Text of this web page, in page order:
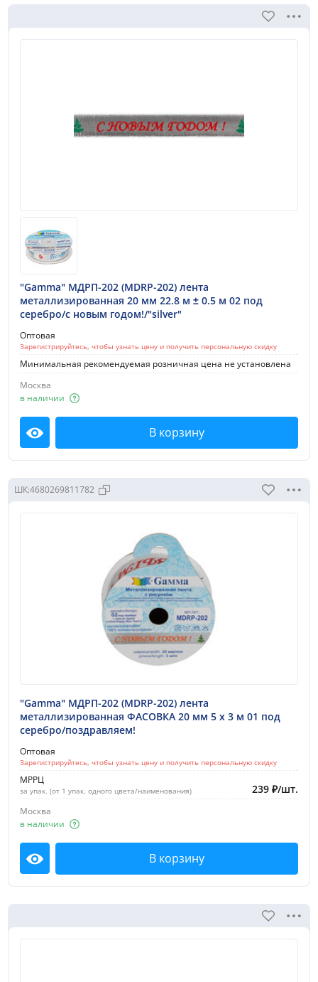
Поиск по выбранному разделу
Наличие в выбранном филиале
Все товары
В наличии
Цена:
Тип товара:
Шнур
Бренд:
"BLITZ"
"Gamma"
Участвует в акции:
"Gamma" МДРП-202 (MDRP-202) лента
металлизированная 20 мм 22.8 м ± 0.5 м 02 под
серебро/с новым годом!/"silver"
Оптовая
Зарегистрируйтесь, чтобы узнать цену и получить персональную скидку
Минимальная рекомендуемая розничная цена не установлена
Москва
в наличии
Посмотреть В корзину
ШК:4680269811782
"Gamma" МДРП-202 (MDRP-202) лента
металлизированная ФАСОВКА 20 мм 5 х 3 м 01 под
серебро/поздравляем!
Оптовая
Зарегистрируйтесь, чтобы узнать цену и получить персональную скидку
МРРЦ
за упак. (от 1 упак. одного цвета/наименования) 239 ₽/шт.
Москва
в наличии
Посмотреть В корзину